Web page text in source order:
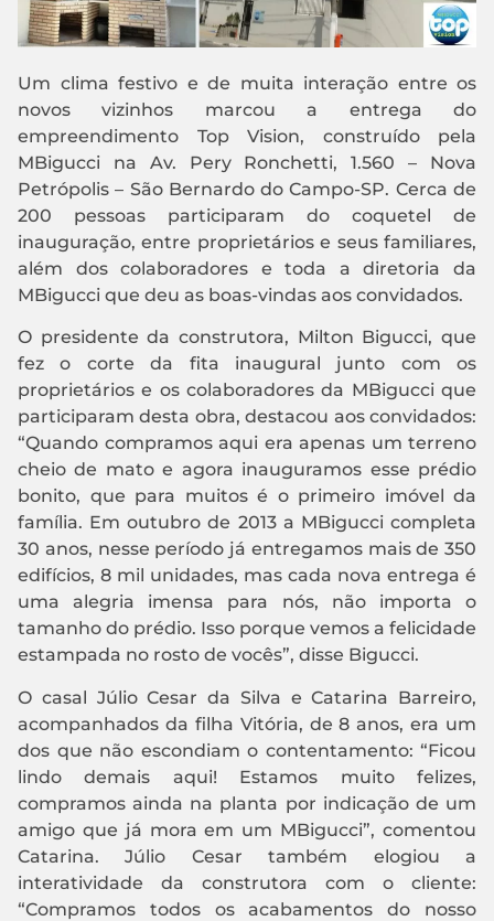
Um clima festivo e de muita interação entre os
novos vizinhos marcou a entrega do
empreendimento Top Vision, construído pela
MBigucci na Av. Pery Ronchetti, 1.560 – Nova
Petrópolis – São Bernardo do Campo-SP. Cerca de
200 pessoas participaram do coquetel de
inauguração, entre proprietários e seus familiares,
além dos colaboradores e toda a diretoria da
MBigucci que deu as boas-vindas aos convidados.
O presidente da construtora, Milton Bigucci, que
fez o corte da fita inaugural junto com os
proprietários e os colaboradores da MBigucci que
participaram desta obra, destacou aos convidados:
“Quando compramos aqui era apenas um terreno
cheio de mato e agora inauguramos esse prédio
bonito, que para muitos é o primeiro imóvel da
família. Em outubro de 2013 a MBigucci completa
30 anos, nesse período já entregamos mais de 350
edifícios, 8 mil unidades, mas cada nova entrega é
uma alegria imensa para nós, não importa o
tamanho do prédio. Isso porque vemos a felicidade
estampada no rosto de vocês”, disse Bigucci.
O casal Júlio Cesar da Silva e Catarina Barreiro,
acompanhados da filha Vitória, de 8 anos, era um
dos que não escondiam o contentamento: “Ficou
lindo demais aqui! Estamos muito felizes,
compramos ainda na planta por indicação de um
amigo que já mora em um MBigucci”, comentou
Catarina. Júlio Cesar também elogiou a
interatividade da construtora com o cliente:
“Compramos todos os acabamentos do nosso